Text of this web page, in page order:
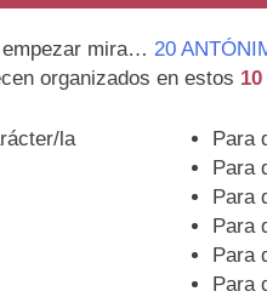
mira… 20
organizados en estos
la
Para
Para
Para
Para
Para
Para